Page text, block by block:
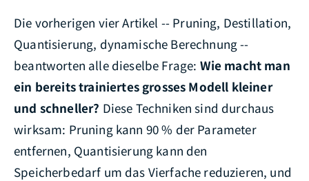
Die vorherigen vier Artikel -- Pruning, Destillation,
Quantisierung, dynamische Berechnung --
beantworten alle dieselbe Frage: Wie macht man
ein bereits trainiertes grosses Modell kleiner
und schneller? Diese Techniken sind durchaus
wirksam: Pruning kann 90 % der Parameter
entfernen, Quantisierung kann den
Speicherbedarf um das Vierfache reduzieren, und